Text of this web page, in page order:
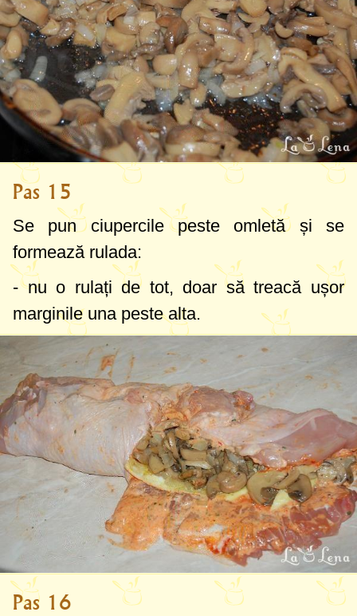
Pas 15
Se pun ciupercile peste omletă și se
formează rulada:
- nu o rulați de tot, doar să treacă ușor
marginile una peste alta.
Pas 16